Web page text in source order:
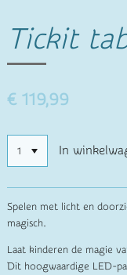
Tickit
€ 119,99
In
Spelen met licht en
magisch.
Laat kinderen de magie
Dit hoogwaardige LED-